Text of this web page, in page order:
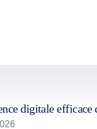
digitale efficace